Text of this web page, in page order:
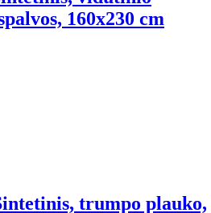
160x230 cm
trumpo plauko,